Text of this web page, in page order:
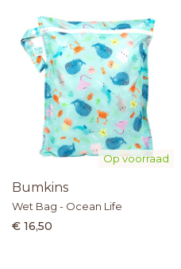
Op voorraad
Bumkins
Wet Bag - Ocean Life
€ 16,50